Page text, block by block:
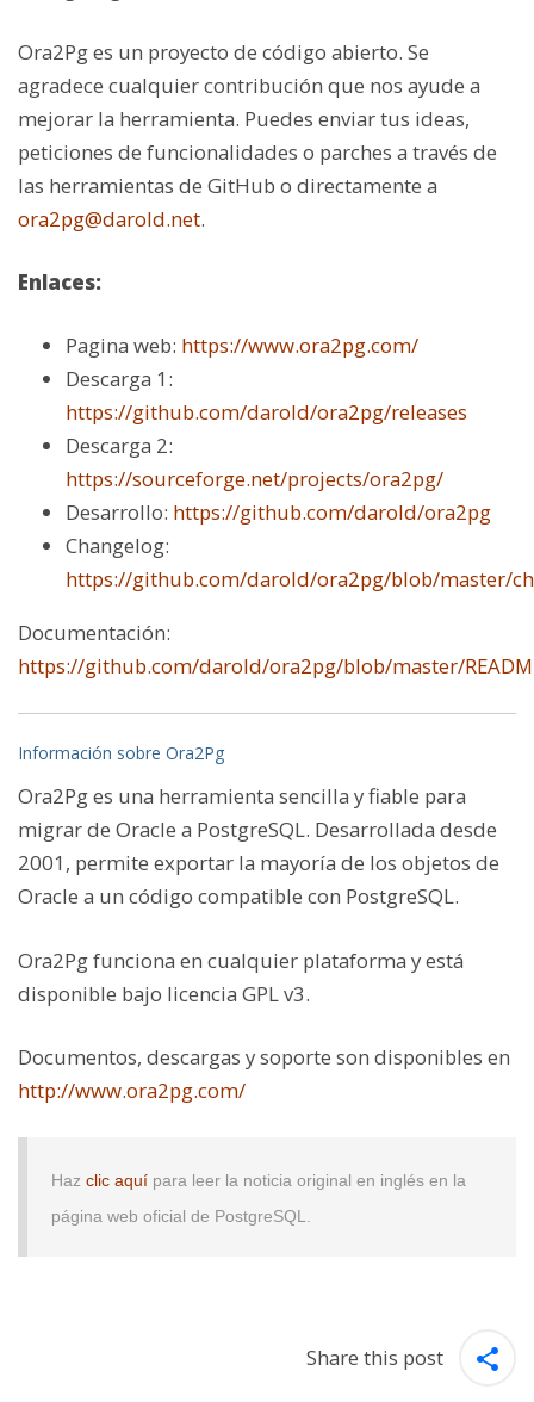
Ora2Pg es un proyecto de código abierto. Se
agradece cualquier contribución que nos ayude a
mejorar la herramienta. Puedes enviar tus ideas,
peticiones de funcionalidades o parches a través de
las herramientas de GitHub o directamente a
ora2pg@darold.net.
Enlaces:
Pagina web: https://www.ora2pg.com/
Descarga 1:
https://github.com/darold/ora2pg/releases
Descarga 2:
https://sourceforge.net/projects/ora2pg/
Desarrollo: https://github.com/darold/ora2pg
Changelog:
https://github.com/darold/ora2pg/blob/master/
Documentación:
https://github.com/darold/ora2pg/blob/master/
Información sobre Ora2Pg
Ora2Pg es una herramienta sencilla y fiable para
migrar de Oracle a PostgreSQL. Desarrollada desde
2001, permite exportar la mayoría de los objetos de
Oracle a un código compatible con PostgreSQL.
Ora2Pg funciona en cualquier plataforma y está
disponible bajo licencia GPL v3.
Documentos, descargas y soporte son disponibles en
http://www.ora2pg.com/
Haz clic aquí para leer la noticia original en inglés en la
página web oficial de PostgreSQL.
Share this post